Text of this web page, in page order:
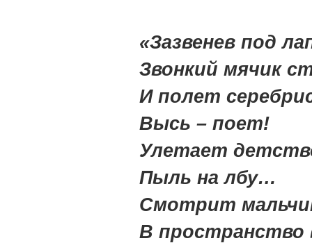
«Зазвенев под
Звонкий мячик
И полет
Высь – поет!
Улетает
Пыль на лбу…
Смотрит
В пространство